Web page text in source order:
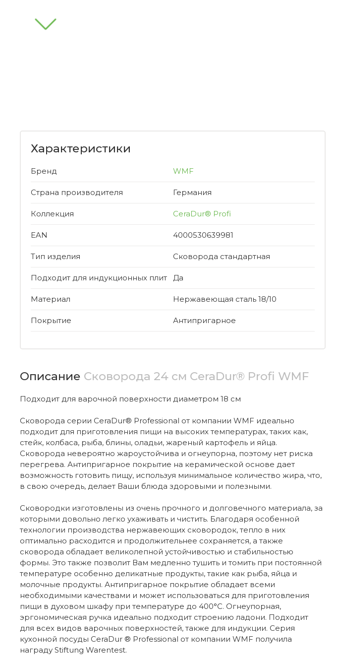
Характеристики
Бренд WMF
Страна производителя Германия
Коллекция CeraDur® Profi
EAN 4000530639981
Тип изделия Сковорода стандартная
Подходит для индукционных плит Да
Материал Нержавеющая сталь 18/10
Покрытие Антипригарное
Описание Сковорода 24 см CeraDur® Profi WMF
Подходит для варочной поверхности диаметром 18 см
Сковорода серии CeraDur® Professional от компании WMF идеально
подходит для приготовления пищи на высоких температурах, таких как,
стейк, колбаса, рыба, блины, оладьи, жареный картофель и яйца.
Сковорода невероятно жароустойчива и огнеупорна, поэтому нет риска
перегрева. Антипригарное покрытие на керамической основе дает
возможность готовить пищу, используя минимальное количество жира, что,
в свою очередь, делает Ваши блюда здоровыми и полезными.
Сковородки изготовлены из очень прочного и долговечного материала, за
которыми довольно легко ухаживать и чистить. Благодаря особенной
технологии производства нержавеющих сковородок, тепло в них
оптимально расходится и продолжительнее сохраняется, а также
сковорода обладает великолепной устойчивостью и стабильностью
формы. Это также позволит Вам медленно тушить и томить при постоянной
температуре особенно деликатные продукты, такие как рыба, яйца и
молочные продукты. Антипригарное покрытие обладает всеми
необходимыми качествами и может использоваться для приготовления
пищи в духовом шкафу при температуре до 400°C. Огнеупорная,
эргономическая ручка идеально подходит строению ладони. Подходит
для всех видов варочных поверхностей, также для индукции. Серия
кухонной посуды CeraDur ® Professional от компании WMF получила
награду Stiftung Warentest.